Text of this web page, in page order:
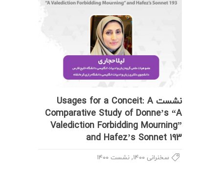
نشست Usages for a Conceit: A
Comparative Study of Donne’s “A
Valediction Forbidding Mourning”
and Hafez’s Sonnet 193
سخنرانی ۱۴۰۰ , نشست ۱۴۰۰